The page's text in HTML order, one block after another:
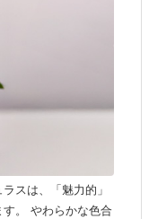
スは、「魅力的」
す。 やわらかな色合